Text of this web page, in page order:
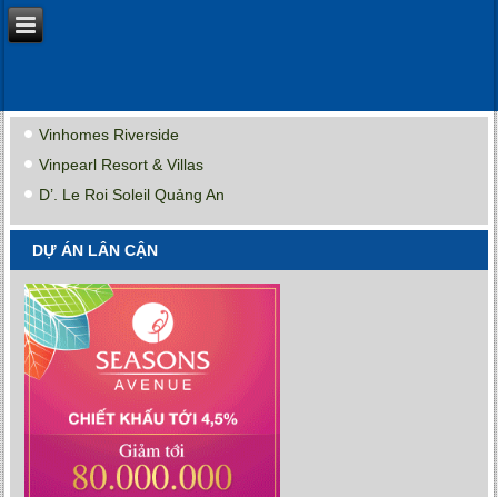
Vinhomes Riverside
Vinpearl Resort & Villas
D’. Le Roi Soleil Quảng An
DỰ ÁN LÂN CẬN